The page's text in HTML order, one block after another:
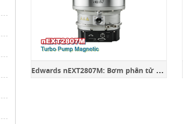
E
dwards nEXT2807M: Bơm phân tử từ tính